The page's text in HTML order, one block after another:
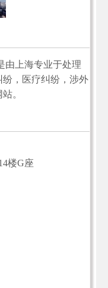
由上海专业于处理
，医疗纠纷，涉外
。
楼G座